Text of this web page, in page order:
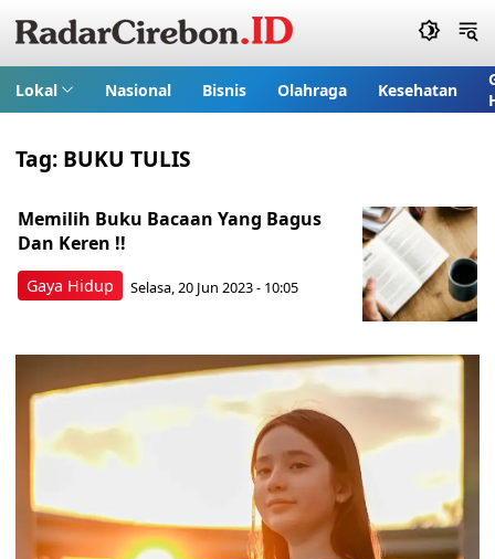
Lokal Nasional Bisnis Olahraga Kesehatan
Tag: BUKU TULIS
Gaya Hidup
Memilih Buku Bacaan Yang Bagus
Dan Keren !!
Selasa, 20 Jun 2023 - 10:05